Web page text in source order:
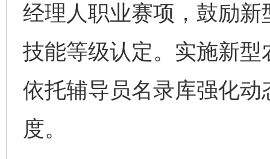
经理人职业赛项，鼓励
技能等级认定。实施新
依托辅导员名录库强化
度。